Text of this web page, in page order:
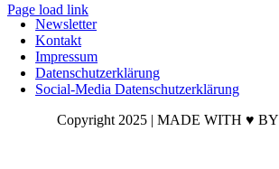
Newsletter
Kontakt
Impressum
Datenschutzerklärung
Social-Media Datenschutzerklärung
Copyright 2025 | MADE WITH ♥ BY
Page load link
Nach
oben